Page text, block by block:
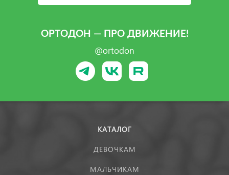
ОРТОДОН — ПРО ДВИЖЕНИЕ!
@ortodon
КАТАЛОГ
ДЕВОЧКАМ
МАЛЬЧИКАМ